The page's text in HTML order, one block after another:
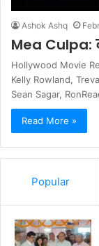
Ashok Ashq
Mea Culpa:
Hollywood Movie
Kelly Rowland,
Sean Sagar,
Read More »
Popular